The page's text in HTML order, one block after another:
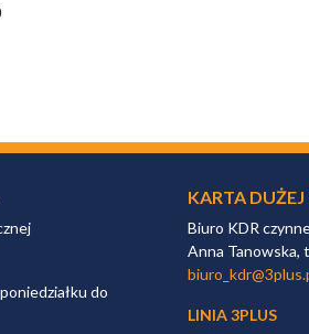
do
KARTA
Biuro KDR
Anna Tanowska,
LINIA 3PLUS